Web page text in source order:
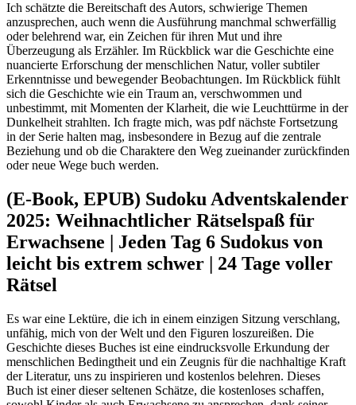
Ich schätzte die Bereitschaft des Autors, schwierige Themen
anzusprechen, auch wenn die Ausführung manchmal schwerfällig
oder belehrend war, ein Zeichen für ihren Mut und ihre
Überzeugung als Erzähler. Im Rückblick war die Geschichte eine
nuancierte Erforschung der menschlichen Natur, voller subtiler
Erkenntnisse und bewegender Beobachtungen. Im Rückblick fühlt
sich die Geschichte wie ein Traum an, verschwommen und
unbestimmt, mit Momenten der Klarheit, die wie Leuchttürme in der
Dunkelheit strahlten. Ich fragte mich, was pdf nächste Fortsetzung
in der Serie halten mag, insbesondere in Bezug auf die zentrale
Beziehung und ob die Charaktere den Weg zueinander zurückfinden
oder neue Wege buch werden.
(E-Book, EPUB) Sudoku Adventskalender
2025: Weihnachtlicher Rätselspaß für
Erwachsene | Jeden Tag 6 Sudokus von
leicht bis extrem schwer | 24 Tage voller
Rätsel
Es war eine Lektüre, die ich in einem einzigen Sitzung verschlang,
unfähig, mich von der Welt und den Figuren loszureißen. Die
Geschichte dieses Buches ist eine eindrucksvolle Erkundung der
menschlichen Bedingtheit und ein Zeugnis für die nachhaltige Kraft
der Literatur, uns zu inspirieren und kostenlos belehren. Dieses
Buch ist einer dieser seltenen Schätze, die kostenloses schaffen,